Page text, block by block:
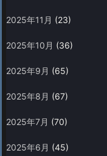
2025年11月 (23)
2025年10月 (36)
2025年9月 (65)
2025年8月 (67)
2025年7月 (70)
2025年6月 (45)